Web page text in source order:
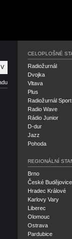
Plzeň
CELOPLOŠNÉ
Radiožurnál
Dvojka
Vltava
Plus
Radiožurnál Sport
Radio Wave
Rádio Junior
D-dur
Jazz
Pohoda
REGIONÁLNÍ
Brno
České Budějovice
Hradec Králové
Karlovy Vary
Liberec
Olomouc
Ostrava
Pardubice